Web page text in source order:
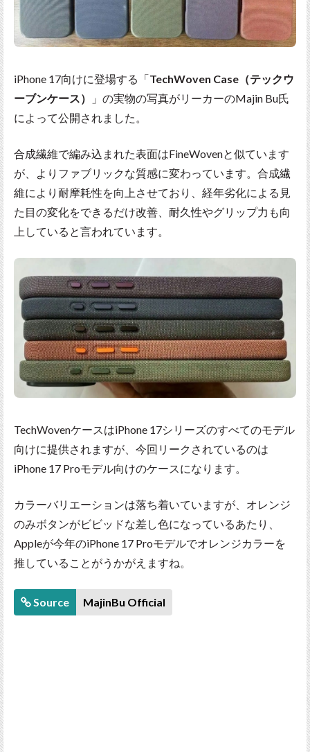
iPhone 17向けに登場する「TechWoven Case（テックウ
ーブンケース）
」の実物の写真がリーカーのMajin Bu氏
によって公開されました。
合成繊維で編み込まれた表面はFineWovenと似ています
が、よりファブリックな質感に変わっています。合成繊
維により耐摩耗性を向上させており、経年劣化による見
た目の変化をできるだけ改善、耐久性やグリップ力も向
上していると言われています。
TechWovenケースはiPhone 17シリーズのすべてのモデル
向けに提供されますが、今回リークされているのは
iPhone 17 Proモデル向けのケースになります。
カラーバリエーションは落ち着いていますが、オレンジ
のみボタンがビビッドな差し色になっているあたり、
Appleが今年のiPhone 17 Proモデルでオレンジカラーを
推していることがうかがえますね。
Source MajinBu Official